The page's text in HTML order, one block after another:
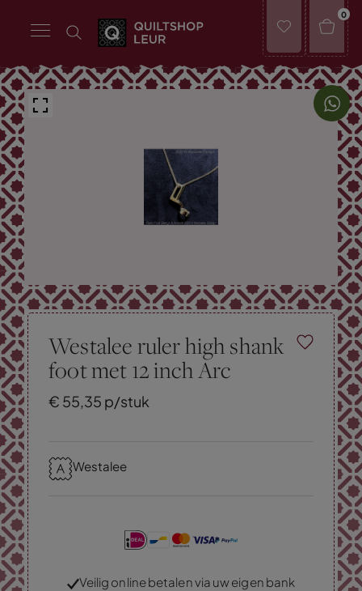
0
Westalee ruler high shank
foot met 12 inch Arc
€ 55,35 p/stuk
Westalee
Veilig online betalen via uw eigen bank